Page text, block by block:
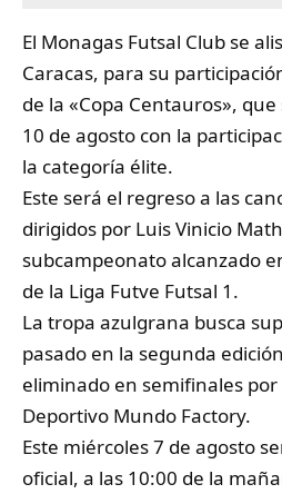
El Monagas Futsal Club se
Caracas, para su
de la «Copa Centauros»,
10 de agosto con la
la categoría élite.
Este será el regreso a las
dirigidos por Luis Vinicio
subcampeonato alcanzado
de la Liga Futve Futsal 1 .
La tropa azulgrana busca
pasado en la segunda
eliminado en semifinales
Deportivo Mundo Factory.
Este miércoles 7 de agosto
oficial, a las 10:00 de la